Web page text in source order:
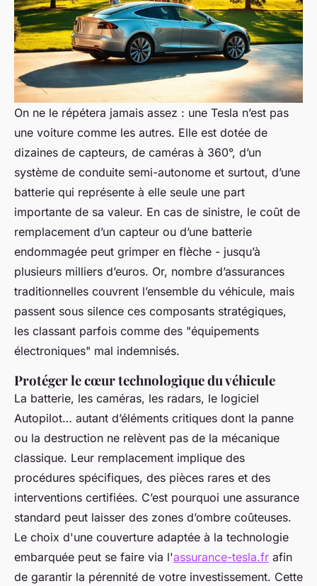
On ne le répétera jamais assez : une Tesla n’est pas
une voiture comme les autres. Elle est dotée de
dizaines de capteurs, de caméras à 360°, d’un
système de conduite semi-autonome et surtout, d’une
batterie qui représente à elle seule une part
importante de sa valeur. En cas de sinistre, le coût de
remplacement d’un capteur ou d’une batterie
endommagée peut grimper en flèche - jusqu’à
plusieurs milliers d’euros. Or, nombre d’assurances
traditionnelles couvrent l’ensemble du véhicule, mais
passent sous silence ces composants stratégiques,
les classant parfois comme des "équipements
électroniques" mal indemnisés.
Protéger le cœur technologique du véhicule
La batterie, les caméras, les radars, le logiciel
Autopilot… autant d’éléments critiques dont la panne
ou la destruction ne relèvent pas de la mécanique
classique. Leur remplacement implique des
procédures spécifiques, des pièces rares et des
interventions certifiées. C’est pourquoi une assurance
standard peut laisser des zones d’ombre coûteuses.
Le choix d'une couverture adaptée à la technologie
embarquée peut se faire via l'assurance-tesla.fr afin
de garantir la pérennité de votre investissement. Cette